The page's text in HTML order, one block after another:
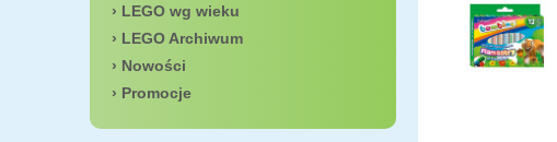
LEGO wg wieku
LEGO Archiwum
Nowości
Promocje